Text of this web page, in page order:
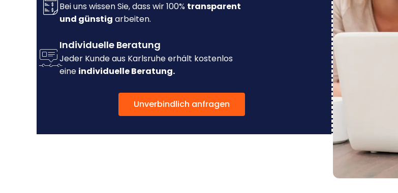
Bei uns wissen Sie, dass wir 100% transparent
und günstig arbeiten.
Individuelle Beratung
Jeder Kunde aus Karlsruhe erhält kostenlos
eine individuelle Beratung.
Unverbindlich anfragen